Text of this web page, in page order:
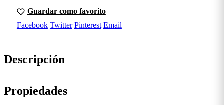
Guardar como favorito
Facebook Twitter Pinterest Email
Descripción
Propiedades